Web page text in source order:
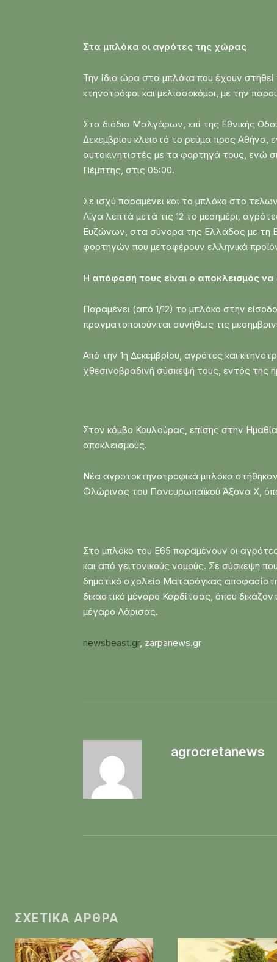
Στα μπλόκα οι αγρότες της χώρας
Την ίδια ώρα στα μπλόκα που έχουν στηθεί
κτηνοτρόφοι και μελισσοκόμοι, με την
Στα διόδια Μαλγάρων, επί της Εθνικής
Δεκεμβρίου κλειστό το ρεύμα προς Αθήνα,
αυτοκινητιστές με τα φορτηγά τους, ενώ
Πέμπτης, στις 05:00.
Σε ισχύ παραμένει και το μπλόκο στο
Λίγα λεπτά μετά τις 12 το μεσημέρι,
Ευζώνων, στα σύνορα της Ελλάδας με τη
φορτηγών που μεταφέρουν ελληνικά
Η απόφασή τους είναι ο αποκλεισμός να
Παραμένει (από 1/12) το μπλόκο στην
πραγματοποιούνται συνήθως τις
Από την 1η Δεκεμβρίου, αγρότες και
χθεσινοβραδινή σύσκεψή τους, εντός της
Στον κόμβο Κουλούρας, επίσης στην
αποκλεισμούς.
Νέα αγροτοκτηνοτροφικά μπλόκα
Φλώρινας του Πανευρωπαϊκού Άξονα Χ,
Στο μπλόκο του Ε65 παραμένουν οι
και από γειτονικούς νομούς. Σε σύσκεψη
δημοτικό σχολείο Ματαράγκας
δικαστικό μέγαρο Καρδίτσας, όπου
μέγαρο Λάρισας.
newsbeast.gr, zarpanews.gr
agrocretanews
ΣΧΕΤΙΚΆ ΆΡΘΡΑ